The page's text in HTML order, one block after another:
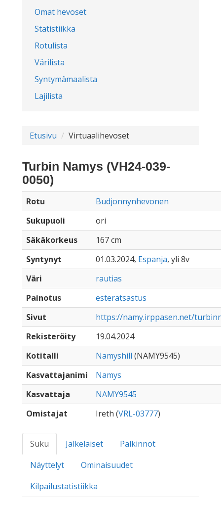
Omat hevoset
Statistiikka
Rotulista
Värilista
Syntymämaalista
Lajilista
Etusivu Virtuaalihevoset
Turbin Namys (VH24-039-
0050)
Rotu
Budjonnynhevonen
Sukupuoli
ori
Säkäkorkeus
167 cm
Syntynyt
01.03.2024, Espanja, yli 8v
Väri
rautias
Painotus
esteratsastus
Sivut
https://namy.irppasen.net/
Rekisteröity
19.04.2024
Kotitalli
Namyshill (NAMY9545)
Kasvattajanimi
Namys
Kasvattaja
NAMY9545
Omistajat
Ireth (VRL-03777)
Suku Jälkeläiset
Palkinnot
Näyttelyt
Ominaisuudet
Kilpailustatistiikka